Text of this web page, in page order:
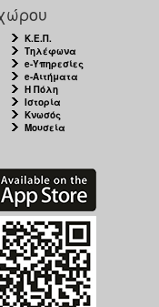
Κ.Ε.Π.
Τηλέφωνα
e-Υπηρεσίες
e-Αιτήματα
Η Πόλη
Ιστορία
Κνωσός
Μουσεία